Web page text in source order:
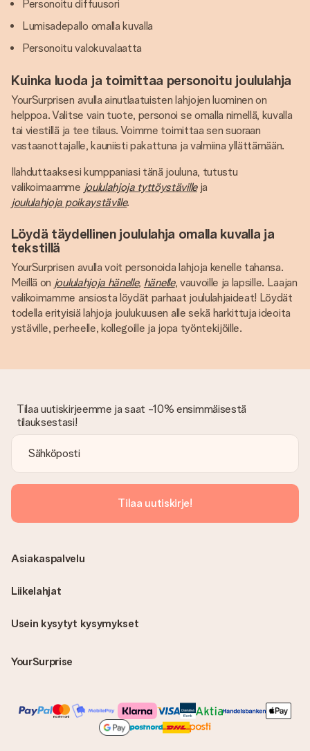
Personoitu diffuusori
Lumisadepallo omalla kuvalla
Personoitu valokuvalaatta
Kuinka luoda ja toimittaa personoitu joululahja
YourSurprisen avulla ainutlaatuisten lahjojen luominen on
helppoa. Valitse vain tuote, personoi se omalla nimellä, kuvalla
tai viestillä ja tee tilaus. Voimme toimittaa sen suoraan
vastaanottajalle, kauniisti pakattuna ja valmiina yllättämään.
Ilahduttaaksesi kumppaniasi tänä jouluna, tutustu
valikoimaamme joululahjoja tyttöystävilleja
joululahjoja poikaystäville.
Löydä täydellinen joululahja omalla kuvalla ja
tekstillä
YourSurprisen avulla voit personoida lahjoja kenelle tahansa.
Meillä on joululahjoja hänelle, hänelle, vauvoille ja lapsille. Laajan
valikoimamme ansiosta löydät parhaat joululahjaideat! Löydät
todella erityisiä lahjoja joulukuusen alle sekä harkittuja ideoita
ystäville, perheelle, kollegoille ja jopa työntekijöille.
Tilaa uutiskirjeemme ja saat -10% ensimmäisestä
tilauksestasi!
Tilaa uutiskirje!
Usein kysytyt kysymykset
YourSurprise
Asiakaspalvelu
Liikelahjat